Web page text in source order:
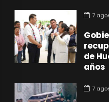
7
de
años
7